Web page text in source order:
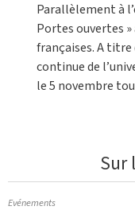
Parallèlement à
Portes ouvertes »
françaises. A titre
continue de
le 5 novembre
Sur
Evénements